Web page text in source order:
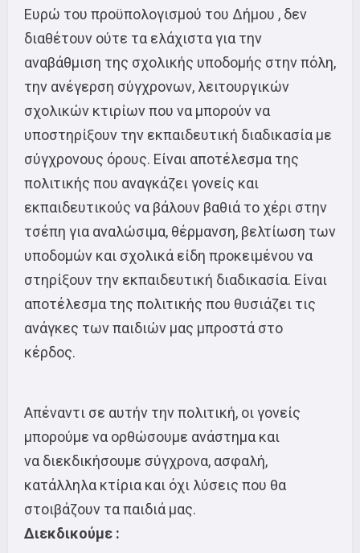
Ευρώ του προϋπολογισμού του Δήμου , δεν
διαθέτουν ούτε τα ελάχιστα για την
αναβάθμιση της σχολικής υποδομής στην πόλη,
την ανέγερση σύγχρονων, λειτουργικών
σχολικών κτιρίων που να μπορούν να
υποστηρίξουν την εκπαιδευτική διαδικασία με
σύγχρονους όρους. Είναι αποτέλεσμα της
πολιτικής που αναγκάζει γονείς και
εκπαιδευτικούς να βάλουν βαθιά το χέρι στην
τσέπη για αναλώσιμα, θέρμανση, βελτίωση των
υποδομών και σχολικά είδη προκειμένου να
στηρίξουν την εκπαιδευτική διαδικασία. Είναι
αποτέλεσμα της πολιτικής που θυσιάζει τις
ανάγκες των παιδιών μας μπροστά στο
κέρδος.
Απέναντι σε αυτήν την πολιτική, οι γονείς
μπορούμε να ορθώσουμε ανάστημα και
να διεκδικήσουμε σύγχρονα, ασφαλή,
κατάλληλα κτίρια και όχι λύσεις που θα
στοιβάζουν τα παιδιά μας.
Διεκδικούμε :